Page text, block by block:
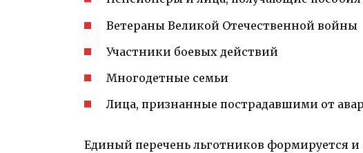
Ветераны Великой Отечественной войны
Участники боевых действий
Многодетные семьи
Лица, признанные пострадавшими от
Единый перечень льготников формируется